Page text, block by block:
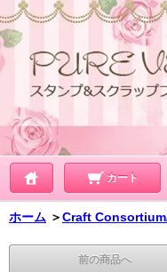
カート
ホーム ＞Craft
前の商品へ